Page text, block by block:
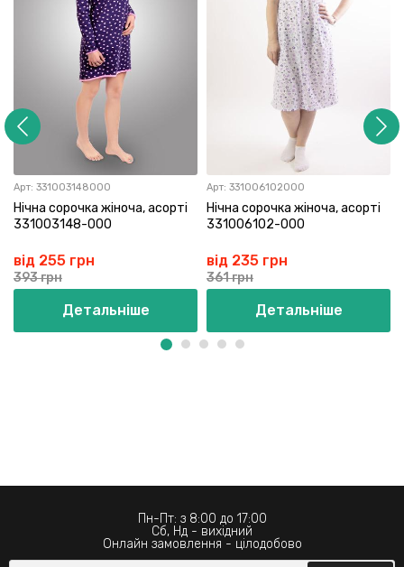
Арт: 331003148000
Нічна сорочка жіноча, асорті
331003148-000
від 255 грн
393 грн
Детальніше
Арт: 331006102000
Нічна сорочка жіноча, асорті
331006102-000
від 235 грн
361 грн
Детальніше
Пн-Пт: з 8:00 до 17:00
Сб, Нд - вихідний
Онлайн замовлення - цілодобово